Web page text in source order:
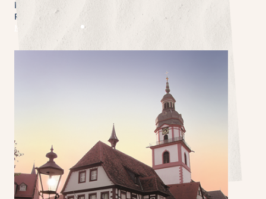
lädt zum Flanieren, Genießen und Entspannen ein – ein
Reiseziel voller Lebensfreude und Genussmomente.